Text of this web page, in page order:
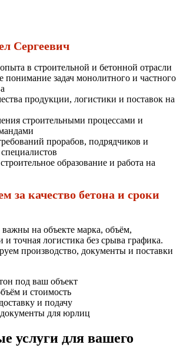
Сергеевич
в строительной и бетонной отрасли
понимание задач монолитного и частного
продукции, логистики и поставок на
строительными процессами и
прорабов, подрядчиков и
образование и работа на
за качество бетона и сроки
на объекте марка, объём,
и точная логистика без срыва графика.
производство, документы и поставки
под ваш объект
и стоимость
и подачу
для юрлиц
услуги для вашего